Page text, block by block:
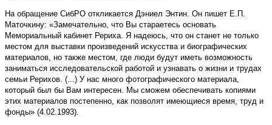
На обращение СибРО откликается Дэниел Энтин. Он пишет Е.П.
Маточкину: «Замечательно, что Вы стараетесь основать
Мемориальный кабинет Рериха. Я надеюсь, что он станет не только
местом для выставки произведений искусства и биографических
материалов, но также местом, где люди будут иметь возможность
заниматься исследовательской работой и узнавать о жизни и трудах
семьи Рерихов. (...) У нас много фотографического материала,
который был бы Вам интересен. Мы сможем обеспечивать копиями
этих материалов постепенно, как позволят имеющиеся время, труд и
фонды» (4.02.1993).